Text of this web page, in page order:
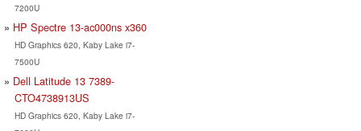
7200U
HP Spectre 13-ac000ns x360
HD Graphics 620, Kaby Lake i7-
7500U
Dell Latitude 13 7389-
CTO4738913US
HD Graphics 620, Kaby Lake i7-